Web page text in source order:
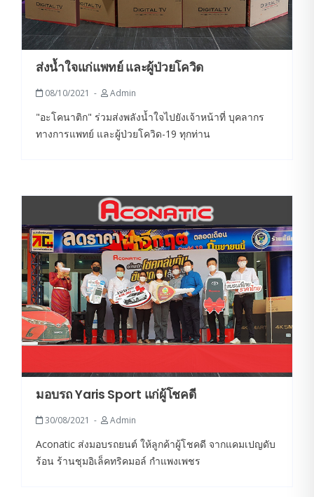
ส่งน้ำใจแก่แพทย์ และผู้ป่วยโควิด
08/10/2021 Admin
"อะโคนาติก" ร่วมส่งพลังน้ำใจไปยังเจ้าหน้าที่ บุคลากร
ทางการแพทย์ และผู้ป่วยโควิด-19 ทุกท่าน
มอบรถ Yaris Sport แก่ผู้โชคดี
30/08/2021 Admin
Aconatic ส่งมอบรถยนต์ ให้ลูกค้าผู้โชคดี จากแคมเปญดับ
ร้อน ร้านชุมอิเล็คทริคมอล์ กำแพงเพชร